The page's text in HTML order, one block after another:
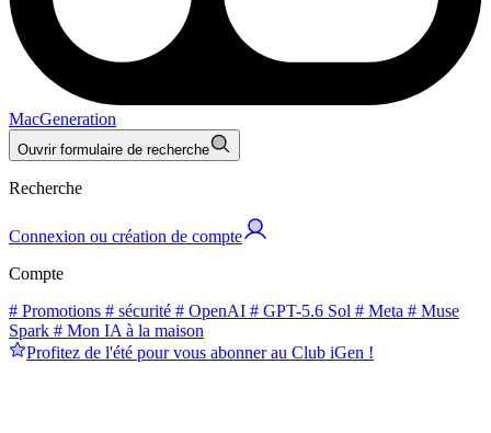
MacGeneration
Ouvrir formulaire de recherche
Recherche
Connexion ou création de compte
Compte
# Promotions # sécurité # OpenAI # GPT-5.6 Sol # Meta # Muse
Spark # Mon IA à la maison
Profitez de l'été pour vous abonner au Club iGen !